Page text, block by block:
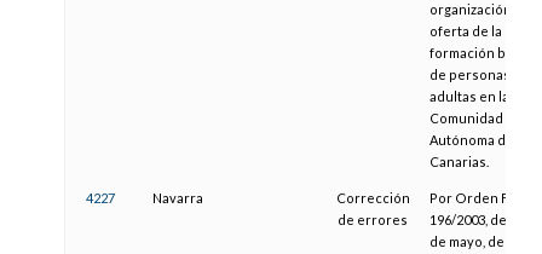
organización de
oferta de la
formación básica
de personas
adultas en la
Comunidad
Autónoma de
Canarias.
4227 Navarra
Corrección
de errores
Por Orden Foral
196/2003, de doce
de mayo, del